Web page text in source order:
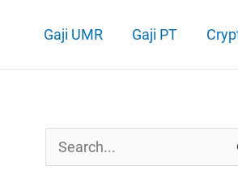
Gaji UMR Gaji PT
a